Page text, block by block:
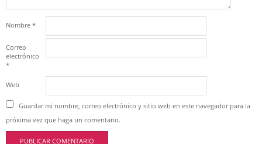
Nombre *
Correo
electrónico
*
Web
Guardar mi nombre, correo electrónico y sitio web en este navegador para la
próxima vez que haga un comentario.